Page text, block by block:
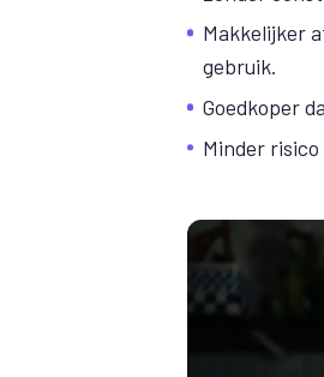
Makkelijker
gebruik.
Goedkoper
Minder